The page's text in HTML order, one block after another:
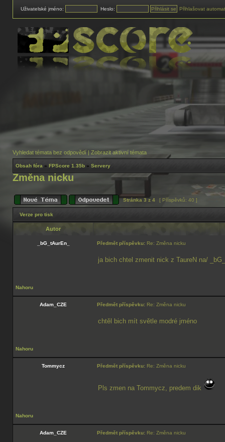
Uživatelské jméno: Heslo: Přihlašovat
Vyhledat témata bez odpovědí | Zobrazit aktivní témata
Obsah fóra » FPScore 1.35b » Servery
Změna nicku
Stránka 3 z 4 [ Příspěvků: 40 ]
Verze pro tisk
Autor
_bG_tAurEn_ Předmět příspěvku: Re: Změna nicku
ja bich chtel zmenit nick z TaureN na/
Nahoru
Adam_CZE Předmět příspěvku: Re: Změna nicku
chtěl bich mít světle modré jméno
Nahoru
Tommycz Předmět příspěvku: Re: Změna nicku
Pls zmen na Tommycz, predem dik
Nahoru
Adam_CZE Předmět příspěvku: Re: Změna nicku